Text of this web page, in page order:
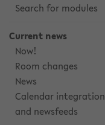
Search for modules
Current news
Now!
Room changes
News
Calendar integration
and newsfeeds